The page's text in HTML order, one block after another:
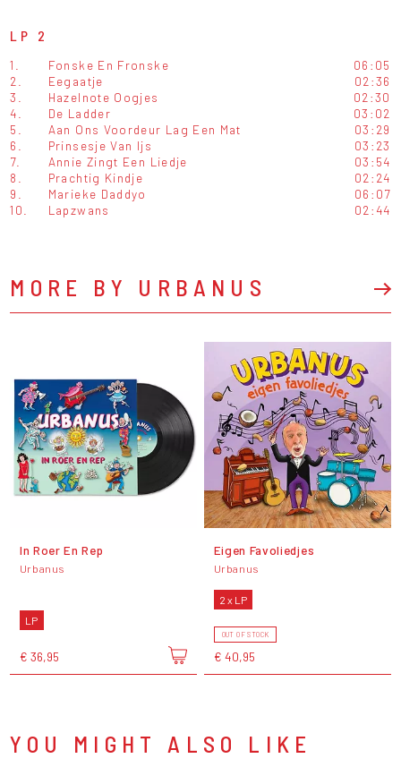
LP 2
1. Fonske En Fronske
06:05
2.
Eegaatje
02:36
3.
Hazelnote Oogjes
02:30
4.
De Ladder
03:02
5.
Aan Ons Voordeur Lag Een Mat
03:29
6.
Prinsesje Van Ijs
03:23
7.
Annie Zingt Een Liedje
03:54
8.
Prachtig Kindje
02:24
9.
Marieke Daddyo
06:07
10.
Lapzwans 02:44
MORE BY URBANUS
In Roer En Rep
Urbanus
LP
€ 36,95
Eigen Favoliedjes
Urbanus
2 x LP
OUT OF STOCK
€ 40,95
YOU MIGHT ALSO LIKE